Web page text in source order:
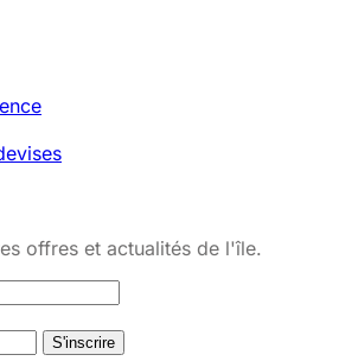
offres et actualités de l'île.
S'inscrire